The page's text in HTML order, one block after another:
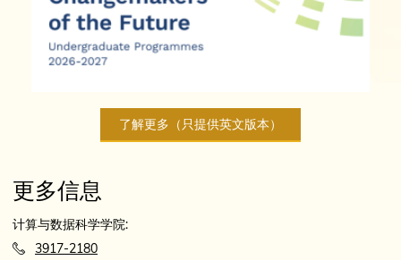
了解更多（只提供英文版本）
更多信息
计算与数据科学学院:
3917-2180